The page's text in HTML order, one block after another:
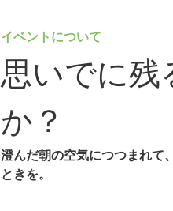
イベントについて
思いでに残
か？
澄んだ朝の空気につつまれて
ときを。